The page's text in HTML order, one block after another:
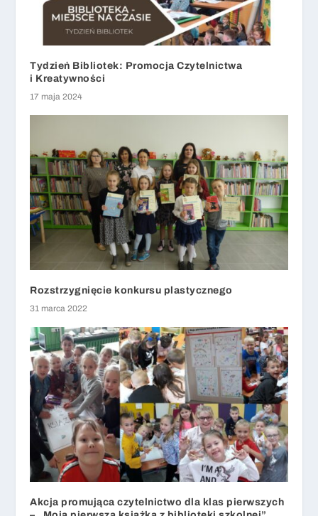
Tydzień Bibliotek: Promocja Czytelnictwa
i Kreatywności
17 maja 2024
Rozstrzygnięcie konkursu plastycznego
31 marca 2022
Akcja promująca czytelnictwo dla klas pierwszych